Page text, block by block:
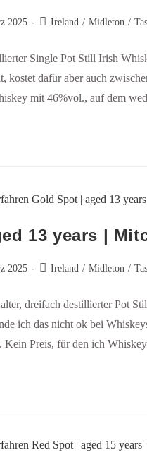
2025 Ireland / Midleton /
Single Pot Still Irish
kostet dafür aber auch
mit 46%vol., auf dem
13 years |
2025 Ireland / Midleton /
dreifach destillierter Pot
ich das nicht ok bei
Kein Preis, für den ich